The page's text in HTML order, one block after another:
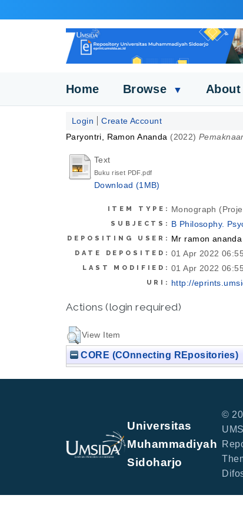
Home Browse ▼ About
Login
Create Account
Paryontri, Ramon Ananda (2022)
Text
Buku riset PDF.pdf
Download (1MB)
ITEM TYPE: Monograph
SUBJECTS: B Philosophy.
DEPOSITING USER: Mr ramon ananda
DATE DEPOSITED: 01 Apr 2022 06:55
LAST MODIFIED: 01 Apr 2022 06:55
URI: http://
Actions (login required)
View Item
CORE (COnnecting REpositories)
Universitas
Muhammadiyah
Sidoharjo
©